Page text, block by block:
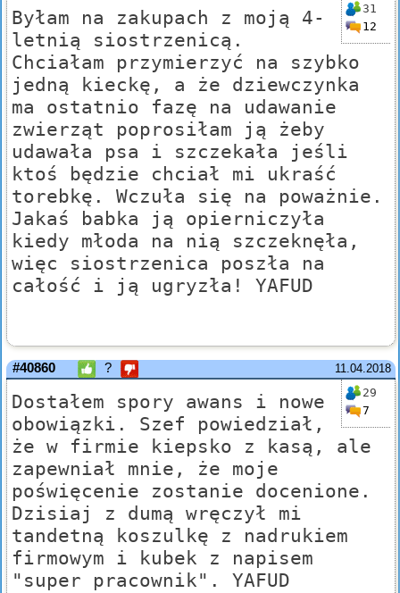
31
12
Byłam na zakupach z moją 4-
letnią siostrzenicą.
Chciałam przymierzyć na szybko
jedną kieckę, a że dziewczynka
ma ostatnio fazę na udawanie
zwierząt poprosiłam ją żeby
udawała psa i szczekała jeśli
ktoś będzie chciał mi ukraść
torebkę. Wczuła się na poważnie.
Jakaś babka ją opierniczyła
kiedy młoda na nią szczeknęła,
więc siostrzenica poszła na
całość i ją ugryzła! YAFUD
11.04.2018
#40860 ?
29
7
Dostałem spory awans i nowe
obowiązki. Szef powiedział,
że w firmie kiepsko z kasą, ale
zapewniał mnie, że moje
poświęcenie zostanie docenione.
Dzisiaj z dumą wręczył mi
tandetną koszulkę z nadrukiem
firmowym i kubek z napisem
"super pracownik". YAFUD